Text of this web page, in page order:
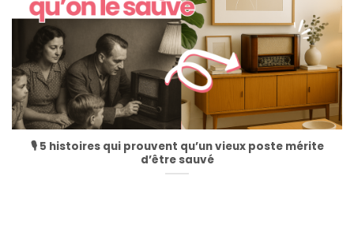
🎙️ 5 histoires qui prouvent qu’un vieux poste mérite
d’être sauvé